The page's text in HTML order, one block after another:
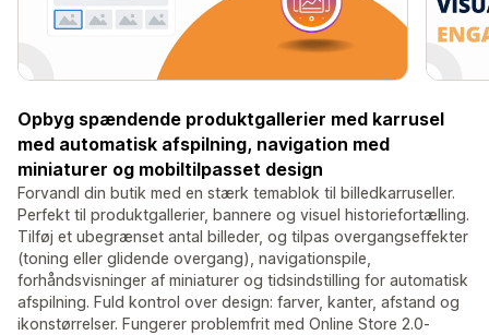
Opbyg spændende produktgallerier med karrusel
med automatisk afspilning, navigation med
miniaturer og mobiltilpasset design
Forvandl din butik med en stærk temablok til billedkarruseller.
Perfekt til produktgallerier, bannere og visuel historiefortælling.
Tilføj et ubegrænset antal billeder, og tilpas overgangseffekter
(toning eller glidende overgang), navigationspile,
forhåndsvisninger af miniaturer og tidsindstilling for automatisk
afspilning. Fuld kontrol over design: farver, kanter, afstand og
ikonstørrelser. Fungerer problemfrit med Online Store 2.0-